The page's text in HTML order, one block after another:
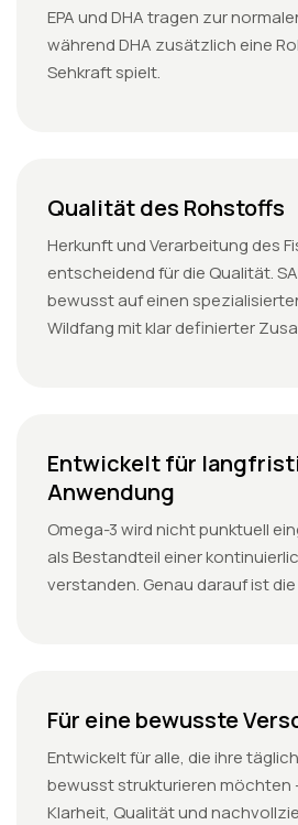
EPA und DHA tragen zur
während DHA zusätzlich eine
Sehkraft spielt.
Qualität des Rohstoffs
Herkunft und Verarbeitung des
entscheidend für die Qualität.
bewusst auf einen
Wildfang mit klar definierter
Entwickelt für
Anwendung
Omega-3 wird nicht punktuell
als Bestandteil einer
verstanden. Genau darauf ist
Für eine bewusste
Entwickelt für alle, die ihre
bewusst strukturieren möchten
Klarheit, Qualität und